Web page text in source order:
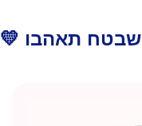
שבטח תאהבו 💛